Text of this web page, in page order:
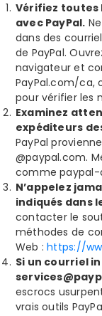
Vérifiez
avec PayPal.
dans des
de PayPal.
navigateur et
PayPal.com/ca,
pour vérifier les
Examinez
expéditeurs
PayPal
@paypal.com.
comme paypal-
N’appelez
indiqués dans
contacter le
méthodes de
Web :https://
Si un courriel
escrocs
vrais outils